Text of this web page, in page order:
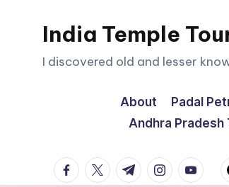
India Temple
I discovered old and lesser
About Padal
Andhra Pradesh
facebook.com
twitter.com
t.me